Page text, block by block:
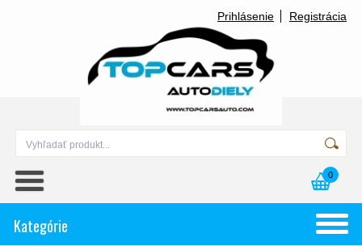
Prihlásenie Registrácia
0
Kategórie